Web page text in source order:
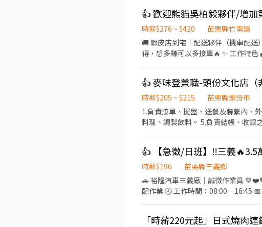
時薪$276 ~ $420
苗栗縣竹南鎮
🚚 蝦皮店到宅｜配送夥伴（機車配
得，想多賺可以多接單🔥 ✨ 工作特
＋強制險＋Android手機(家裡的舊手
貨架（公司有補助） Step 4｜說明＋
💰 📦 工作內容 ✔️ 依系統接單配送包
(掃瞄包裹系統是安卓系統) 🚀 應徵
專人與您聯絡，安排面試~
👍 麥味登兼職-頭份文化店（
時薪$205 ~ $215
苗栗縣頭份市
1.負責接單、擺盤、送餐及聯繫內、
料理、調製飲料。 5.負責結帳、收銀
時薪$196
苗栗縣三義鄉
🚗 裕隆汽車三義廠｜誠徵作業員 💙❤️🧡💚 📢 日班｜週休二日｜免經驗｜ 📍 工作地點：苗栗縣三義鄉 🔧 工作內容
配作業 🕗 工作時間：08:00－16:45
「時薪220元起」日式燒肉